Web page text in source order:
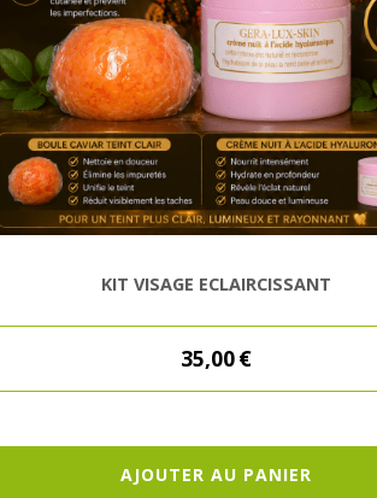
KIT VISAGE ECLAIRCISSANT
35,00€
AJOUTER AU PANIER